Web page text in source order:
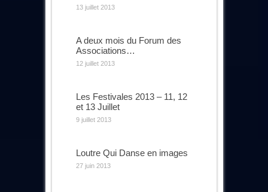
13 juillet 2013
A deux mois du Forum des
Associations…
12 juillet 2013
Les Festivales 2013 – 11, 12
et 13 Juillet
9 juillet 2013
Loutre Qui Danse en images
27 juin 2013